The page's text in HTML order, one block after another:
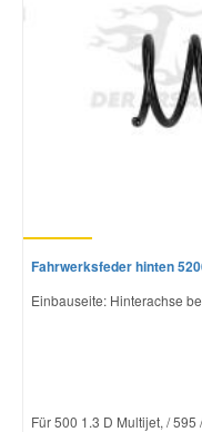
Fahrwerksfeder hinten
Einbauseite: Hinterachse
Für 500 1.3 D Multijet, / 595